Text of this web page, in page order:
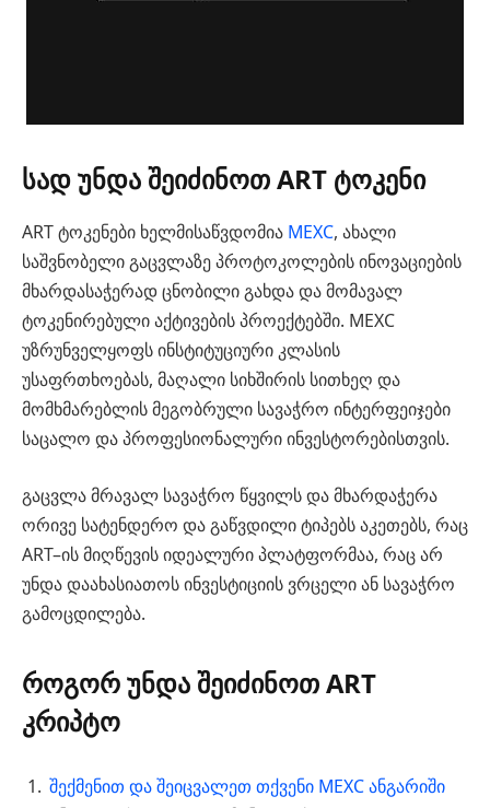
სად უნდა შეიძინოთ ART ტოკენი
ART ტოკენები ხელმისაწვდომია MEXC, ახალი
საშვნობელი გაცვლაზე პროტოკოლების ინოვაციების
მხარდასაჭერად ცნობილი გახდა და მომავალ
ტოკენირებული აქტივების პროექტებში. MEXC
უზრუნველყოფს ინსტიტუციური კლასის
უსაფრთხოებას, მაღალი სიხშირის სითხეღ და
მომხმარებლის მეგობრული სავაჭრო ინტერფეიჯები
საცალო და პროფესიონალური ინვესტორებისთვის.
გაცვლა მრავალ სავაჭრო წყვილს და მხარდაჭერა
ორივე სატენდერო და გაწვდილი ტიპებს აკეთებს, რაც
ART–ის მიღწევის იდეალური პლატფორმაა, რაც არ
უნდა დაახასიათოს ინვესტიციის ვრცელი ან სავაჭრო
გამოცდილება.
როგორ უნდა შეიძინოთ ART
კრიპტო
შექმენით და შეიცვალეთ თქვენი MEXC ანგარიში